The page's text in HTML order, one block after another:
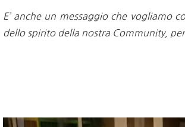
E’ anche un messaggio che vogliamo
dello spirito della nostra Community,